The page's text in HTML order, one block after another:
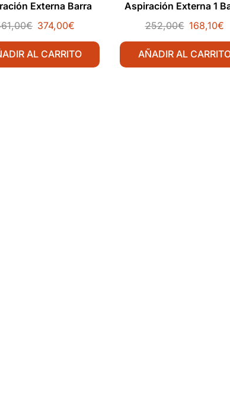
Externa Barra
400 mm
€ 374,00€
AL CARRITO
Aspiración Externa 1
Soldadura 350 mm
252,00€ 168,10€
AÑADIR AL